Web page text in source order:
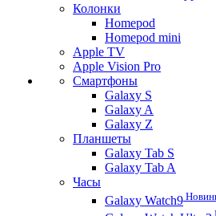
Колонки
Homepod
Homepod mini
Apple TV
Apple Vision Pro
Смартфоны
Galaxy S
Galaxy A
Galaxy Z
Планшеты
Galaxy Tab S
Galaxy Tab A
Часы
Galaxy Watch9